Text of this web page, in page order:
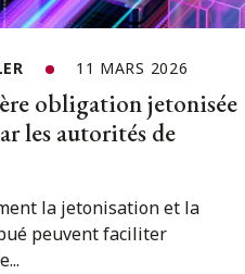
11 MARS 2026
obligation jetonisée
les autorités de
la jetonisation et la
peuvent faciliter